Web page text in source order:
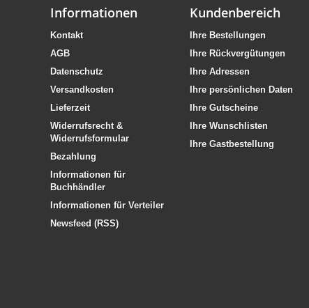
Informationen
Kontakt
AGB
Datenschutz
Versandkosten
Lieferzeit
Widerrufsrecht &
Widerrufsformular
Bezahlung
Informationen für
Buchhändler
Informationen für Verteiler
Newsfeed (RSS)
Kundenbereich
Ihre Bestellungen
Ihre Rückvergütungen
Ihre Adressen
Ihre persönlichen Daten
Ihre Gutscheine
Ihre Wunschlisten
Ihre Gastbestellung